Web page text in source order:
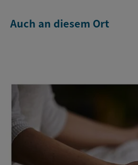
Auch an diesem Ort